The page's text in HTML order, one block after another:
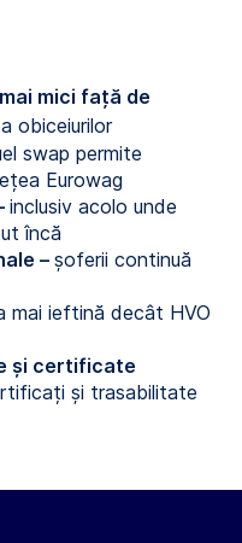
mici față de
obiceiurilor
swap permite
Eurowag
inclusiv acolo unde
încă
– șoferii continuă
mai ieftină decât HVO
și certificate
și trasabilitate